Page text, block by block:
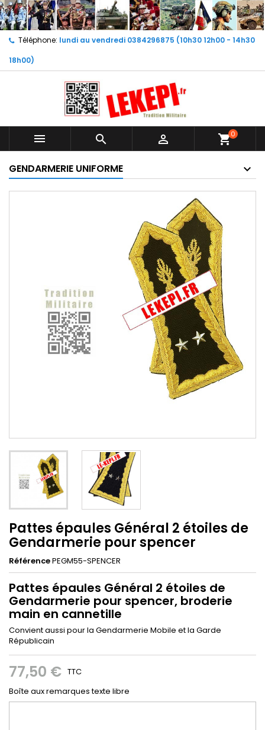
Téléphone: lundi au vendredi 0384296875 (10h30 12h00 - 14h30
18h00)
   shopping_cart0
GENDARMERIE UNIFORME
Pattes épaules Général 2 étoiles de
Gendarmerie pour spencer
RéférencePEGM55-SPENCER
Pattes épaules Général 2 étoiles de
Gendarmerie pour spencer, broderie
main en cannetille
Convient aussi pour la Gendarmerie Mobile et la Garde
Républicain
77,50 € TTC
Boîte aux remarques texte libre